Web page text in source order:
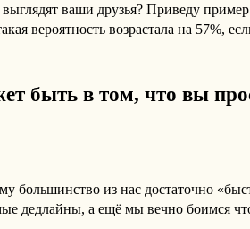
ваши друзья? Приведу
вероятность возрастала на 57%,
быть в том, что вы
большинство из нас достаточно
дедлайны, а ещё мы вечно боимся